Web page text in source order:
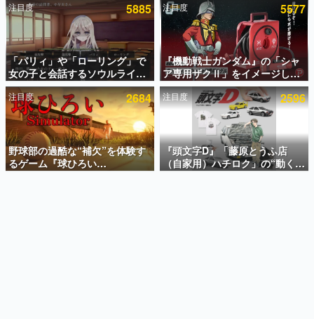
電ファミのいま読まれている記事ランキング
アプリセール情報
インタビュー
連載・特集一覧
殿堂入り記事
SNS拡散数が数千以上！ ページビュー数万以上！ などな
ど。多くの人々に読まれた、電ファミ渾身の“殿堂入り”記
事をまとめました。
注目度 5885
「パリィ」や「ローリング」で
女の子と会話するソウルライク
恋愛ゲーム『小早川さんはソウ
ルライク』無料公開。返事に失
敗すると「YOU DIED」
注目度 5577
『機動戦士ガンダム』の「シャ
ア専用ザクⅡ」をイメージした
散水ホースリールが予約開始。
本体にはシャアのパーソナルマ
ークやジオン公国軍のエンブレ
ム、型式番号などを配置
注目度 2684
野球部の過酷な“補欠”を体験す
るゲーム『球ひろい
Simulator』が「1件」のウィッ
注目度 2596
『頭文字D』「藤原とうふ店
（自家用）ハチロク」の“動くテ
ィッシュケース”が買えるポップ